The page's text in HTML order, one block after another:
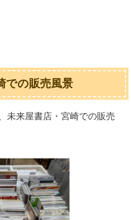
での販売風景
未来屋書店・宮崎での販売